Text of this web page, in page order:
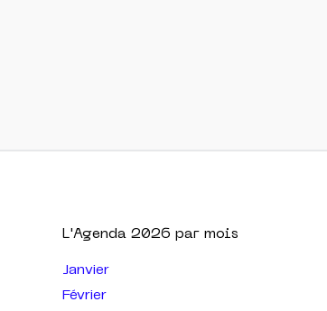
L'Agenda 2026 par mois
Janvier
Février